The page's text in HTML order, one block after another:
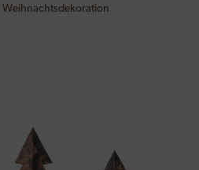
Weihnachtsdekoration